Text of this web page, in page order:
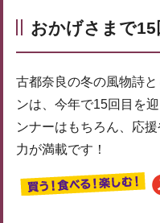
おかげさまで
古都奈良の冬の風物詩
ンは、今年で15回目を
ンナーはもちろん、応
力が満載です！